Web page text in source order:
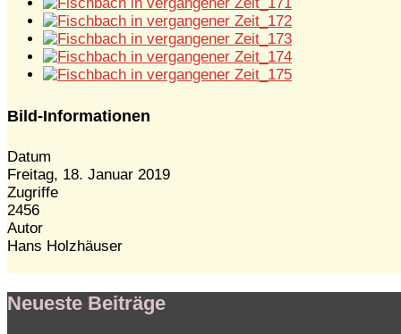
Bild-Informationen
Datum
Freitag, 18. Januar 2019
Zugriffe
2456
Autor
Hans Holzhäuser
Neueste Beiträge